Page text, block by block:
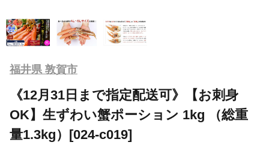
福井県 敦賀市
《12月31日まで指定配送可》【お刺身
OK】生ずわい蟹ポーション 1kg （総重
量1.3kg）[024-c019]